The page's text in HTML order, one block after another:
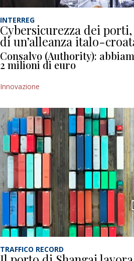
INTERREG
Cybersicurezza dei
di un’alleanza italo-
Consalvo (Authority):
2 milioni di euro
Innovazione
TRAFFICO RECORD